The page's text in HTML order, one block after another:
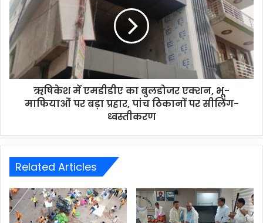
ऋषिकेश में एमडीडीए का बुलडोजर एक्शन, भू-
माफियाओं पर बड़ा प्रहार, पांच ठिकानों पर सीलिंग-
ध्वस्तीकरण
Related Articles